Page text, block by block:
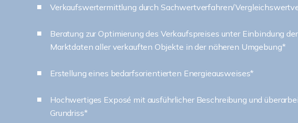
Verkaufswertermittlung durch Sachwertverfahren/
Beratung zur Optimierung des Verkaufspreises unter Einbindung der
Marktdaten aller verkauften Objekte in der näheren Umgebung*
Erstellung eines bedarfsorientierten Energieausweises*
Hochwertiges Exposé mit ausführlicher Beschreibung und
Grundriss*